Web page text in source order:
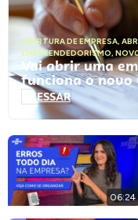
ABERTURA DE EMPRESA,
EMPREENDEDORISMO,
Vai abrir uma
funciona o novo
ACESSAR
06:24